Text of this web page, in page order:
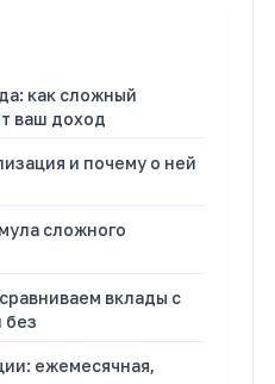
как сложный
ваш доход
и почему о ней
сложного
вклады с
без
ежемесячная,